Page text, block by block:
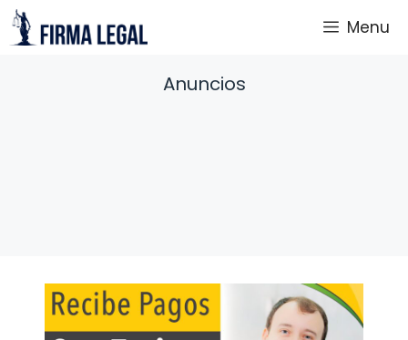
Saltar
al
Menu
Anuncios